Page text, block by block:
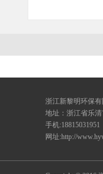
浙江新黎
地址：浙江省乐
手机:18815031951
网址:http://